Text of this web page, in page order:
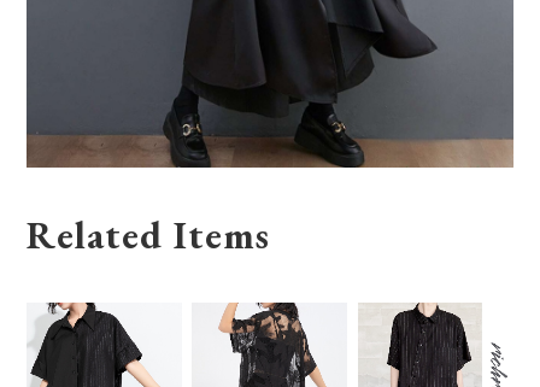
Related Items